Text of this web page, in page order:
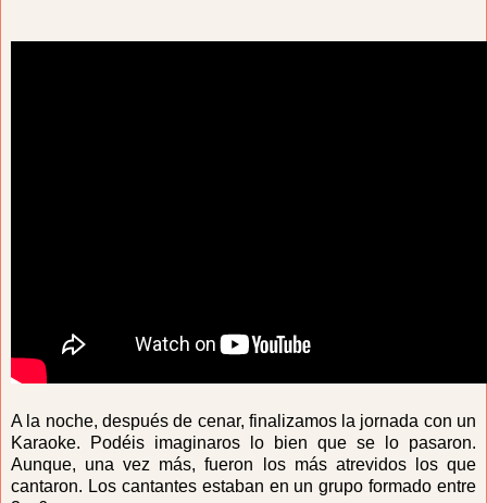
A la noche, después de cenar, finalizamos la jornada con un
Karaoke. Podéis imaginaros lo bien que se lo pasaron.
Aunque, una vez más, fueron los más atrevidos los que
cantaron. Los cantantes estaban en un grupo formado entre